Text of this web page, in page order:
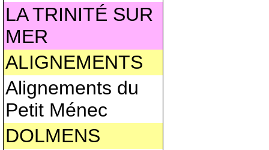
LA TRINITÉ SUR
MER
ALIGNEMENTS
Alignements du
Petit Ménec
DOLMENS